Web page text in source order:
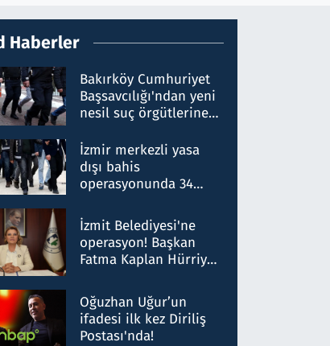
Haberler
Bakırköy Cumhuriyet
Başsavcılığı'ndan yeni
nesil suç örgütlerine
hakkında gözaltı kararı
İzmir merkezli yasa
dışı bahis
operasyonunda 34
Milyar liralık para
trafiği tespit edildi
İzmit Belediyesi'ne
operasyon! Başkan
Fatma Kaplan Hürriyet
Oğuzhan Uğur’un
ifadesi ilk kez Diriliş
Postası'nda!